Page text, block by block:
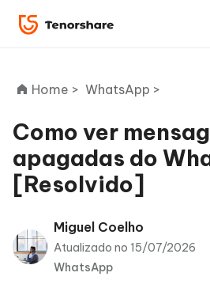
ReiBoot
for iOS
PDNob
PDF
Editor
Novo
Home > WhatsApp >
Como ver
apagadas do
[Resolvido]
Miguel Coelho
Atualizado no 15/07/2026
WhatsApp